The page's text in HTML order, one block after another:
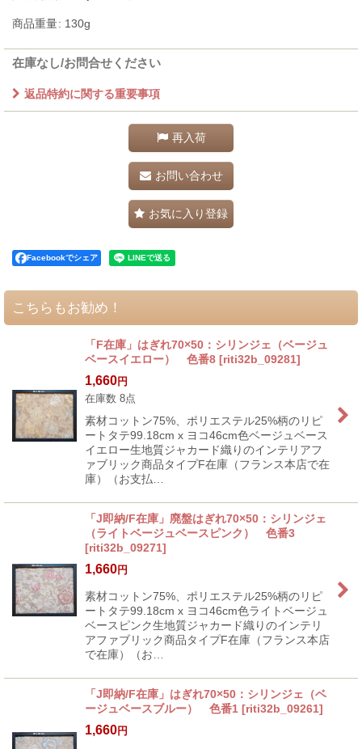
商品重量: 130g
在庫なし/お問合せください
返品特約に関する重要事項
再入荷
お問い合わせ
お気に入り登録
Facebookでシェア
こちらもお勧め！
「F在庫」はぎれ70×50：シリンジェ（ベージュ
ベースイエロー） 色番8 [riti32b_09281]
1,660円
在庫数 8点
素材コットン75%、ポリエステル25%柄のリピ
ートタテ99.18cm x ヨコ46cm色ベージュベース
イエロー生地質ジャカード織りのインテリアフ
ァブリック商品タイプF在庫（フランス本店で在
庫）（お支払…
「J即納/F在庫」廃盤はぎれ70×50：シリンジェ
（ライトベージュベースピンク） 色番3
[riti32b_09271]
1,660円
素材コットン75%、ポリエステル25%柄のリピ
ートタテ99.18cm x ヨコ46cm色ライトベージュ
ベースピンク生地質ジャカード織りのインテリ
アファブリック商品タイプF在庫（フランス本店
で在庫）（お…
「J即納/F在庫」はぎれ70×50：シリンジェ（ベ
ージュベースブルー） 色番1 [riti32b_09261]
1,660円